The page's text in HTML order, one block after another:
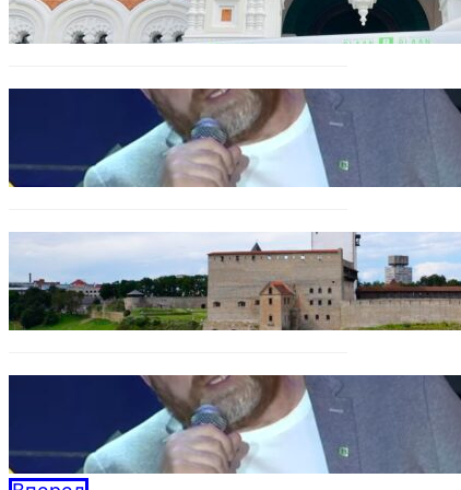
Urbo Vaarmann: Kuidas
poliitika on muutunud
skandaalide areeniks
14.10.2025
Программа в Нарве: Plaan
B Narva Linna Pulss –
Новая жизнь для Нарвы!
08.10.2025
Дебаты BAZAR:
Кандидатов по осени
считают
04.09.2025